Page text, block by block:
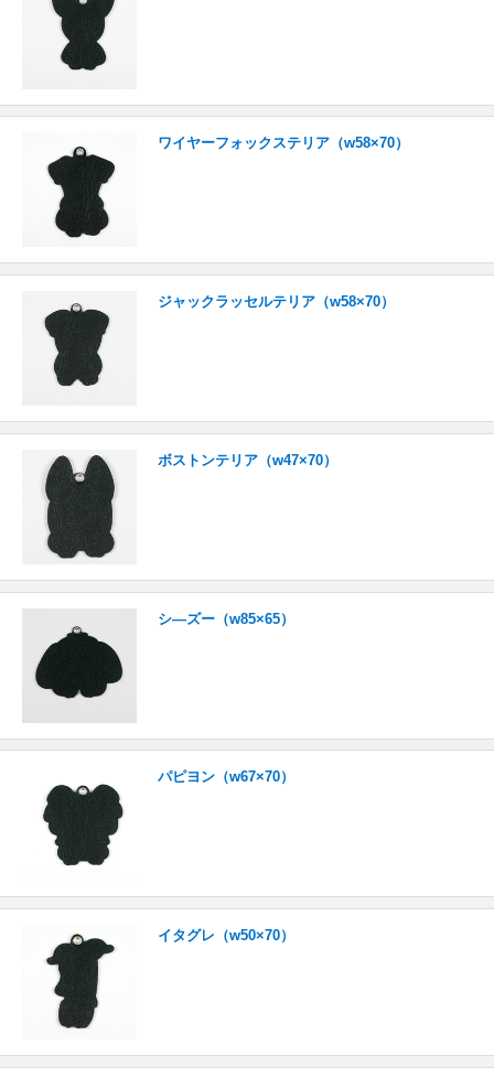
ワイヤーフォックステリア（w58×70）
ジャックラッセルテリア（w58×70）
ボストンテリア（w47×70）
シ―ズー（w85×65）
パピヨン（w67×70）
イタグレ（w50×70）